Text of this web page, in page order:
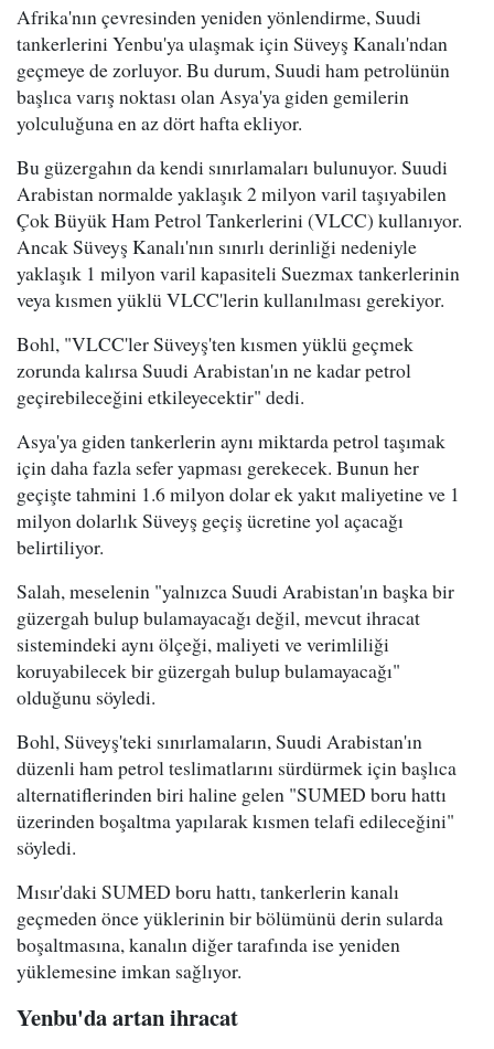
Afrika'nın çevresinden yeniden yönlendirme, Suudi
tankerlerini Yenbu'ya ulaşmak için Süveyş Kanalı'ndan
geçmeye de zorluyor. Bu durum, Suudi ham petrolünün
başlıca varış noktası olan Asya'ya giden gemilerin
yolculuğuna en az dört hafta ekliyor.
Bu güzergahın da kendi sınırlamaları bulunuyor. Suudi
Arabistan normalde yaklaşık 2 milyon varil taşıyabilen
Çok Büyük Ham Petrol Tankerlerini (VLCC) kullanıyor.
Ancak Süveyş Kanalı'nın sınırlı derinliği nedeniyle
yaklaşık 1 milyon varil kapasiteli Suezmax tankerlerinin
veya kısmen yüklü VLCC'lerin kullanılması gerekiyor.
Bohl, "VLCC'ler Süveyş'ten kısmen yüklü geçmek
zorunda kalırsa Suudi Arabistan'ın ne kadar petrol
geçirebileceğini etkileyecektir" dedi.
Asya'ya giden tankerlerin aynı miktarda petrol taşımak
için daha fazla sefer yapması gerekecek. Bunun her
geçişte tahmini 1.6 milyon dolar ek yakıt maliyetine ve 1
milyon dolarlık Süveyş geçiş ücretine yol açacağı
belirtiliyor.
Salah, meselenin "yalnızca Suudi Arabistan'ın başka bir
güzergah bulup bulamayacağı değil, mevcut ihracat
sistemindeki aynı ölçeği, maliyeti ve verimliliği
koruyabilecek bir güzergah bulup bulamayacağı"
olduğunu söyledi.
Bohl, Süveyş'teki sınırlamaların, Suudi Arabistan'ın
düzenli ham petrol teslimatlarını sürdürmek için başlıca
alternatiflerinden biri haline gelen "SUMED boru hattı
üzerinden boşaltma yapılarak kısmen telafi edileceğini"
söyledi.
Mısır'daki SUMED boru hattı, tankerlerin kanalı
geçmeden önce yüklerinin bir bölümünü derin sularda
boşaltmasına, kanalın diğer tarafında ise yeniden
yüklemesine imkan sağlıyor.
Yenbu'da artan ihracat